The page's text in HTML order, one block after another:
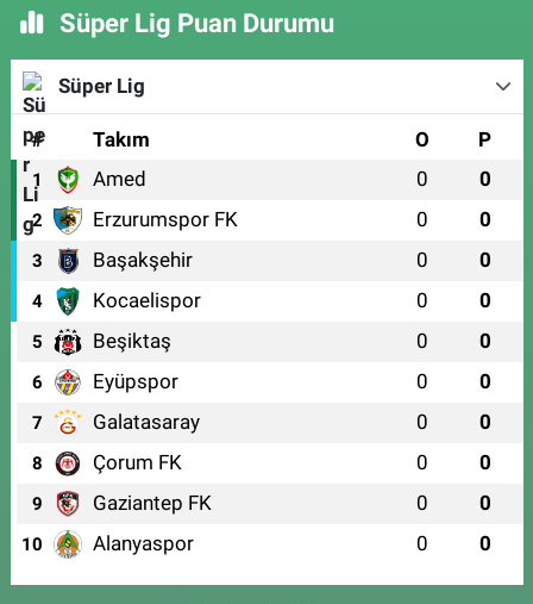
Süper Lig Puan Durumu
Süper Lig
# Takım O P
1 Amed 0 0
2 Erzurumspor FK 0 0
3 Başakşehir 0 0
4 Kocaelispor 0 0
5 Beşiktaş 0 0
6 Eyüpspor 0 0
7 Galatasaray 0 0
8 Çorum FK 0 0
9 Gaziantep FK 0 0
10 Alanyaspor 0 0